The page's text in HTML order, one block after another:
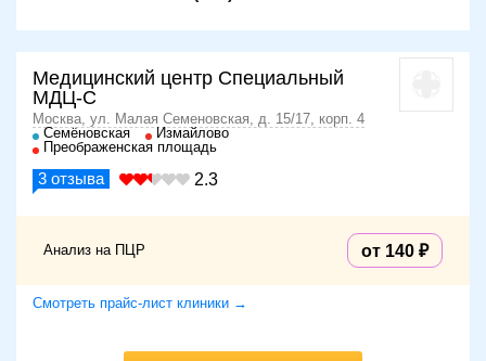
Медицинский центр Специальный
МДЦ-С
Москва, ул. Малая Семеновская, д. 15/17, корп. 4
Семёновская
Измайлово
Преображенская площадь
3 отзыва 2.3
Анализ на ПЦР от 140
Смотреть прайс-лист клиники →